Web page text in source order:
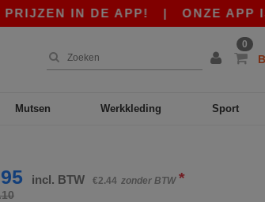
IN DE APP!|ONZE APP IS
0
Mutsen Werkkleding Sport
incl. BTW €2.44 zonder BTW *